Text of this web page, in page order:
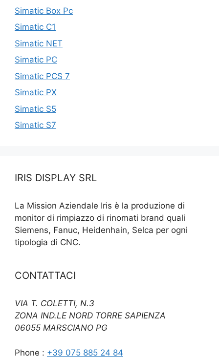
Simatic Box Pc
Simatic C1
Simatic NET
Simatic PC
Simatic PCS 7
Simatic PX
Simatic S5
Simatic S7
IRIS DISPLAY SRL
La Mission Aziendale Iris è la produzione di
monitor di rimpiazzo di rinomati brand quali
Siemens, Fanuc, Heidenhain, Selca per ogni
tipologia di CNC.
CONTATTACI
VIA T. COLETTI, N.3
ZONA IND.LE NORD TORRE SAPIENZA
06055 MARSCIANO PG
Phone : +39 075 885 24 84